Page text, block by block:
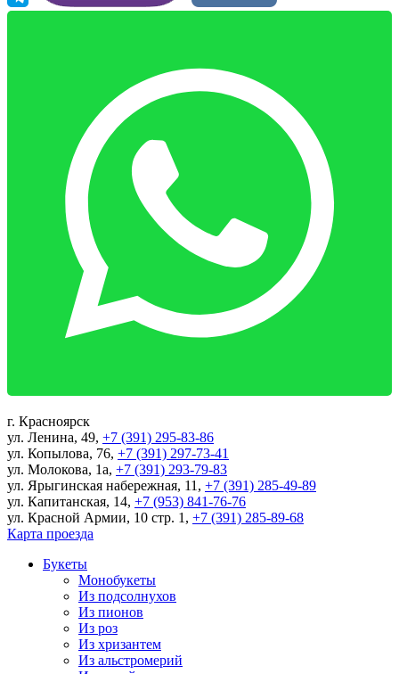
г. Красноярск
ул. Ленина, 49, +7 (391) 295-83-86
ул. Копылова, 76, +7 (391) 297-73-41
ул. Молокова, 1а, +7 (391) 293-79-83
ул. Ярыгинская набережная, 11 , +7 (391) 285-49-89
ул. Капитанская, 14, +7 (953) 841-76-76
ул. Красной Армии, 10 стр. 1 , +7 (391) 285-89-68
Карта проезда
Букеты
Монобукеты
Из подсолнухов
Из пионов
Из роз
Из хризантем
Из альстромерий